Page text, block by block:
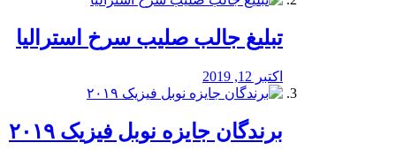
تبلیغ جالب صلیب سرخ استرالیا
اکتبر 12, 2019
برندگان جایزه نوبل فیزیک ۲۰۱۹